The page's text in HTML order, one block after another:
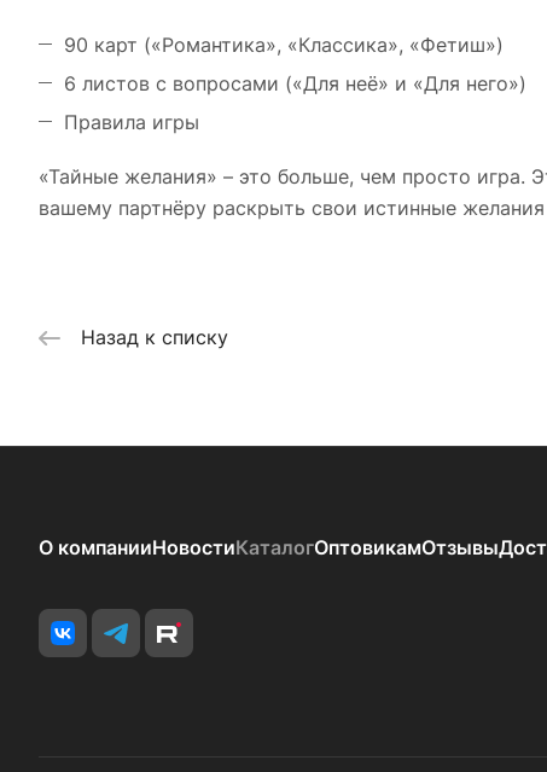
90 карт («Романтика», «Классика», «Фетиш»)
6 листов с вопросами («Для неё» и «Для него»)
Правила игры
«Тайные желания» – это больше, чем просто игра.
вашему партнёру раскрыть свои истинные
Назад к списку
О компанииНовостиКаталогОптовикамОтзывы